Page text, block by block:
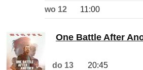
wo 12 11:00
One Battle After
do 13 20:45